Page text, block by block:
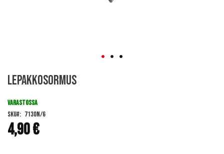
beginning
the
images
gallery
Lepakkosormus
4,90 €
VARASTOSSA
SKU
7130N/6